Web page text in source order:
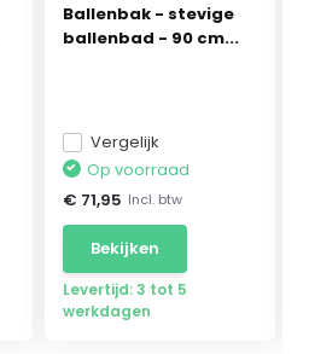
Ballenbak - stevige
ballenbad - 90 cm...
Vergelijk
Op voorraad
€ 71,95 Incl. btw
Bekijken
Levertijd: 3 tot 5
werkdagen